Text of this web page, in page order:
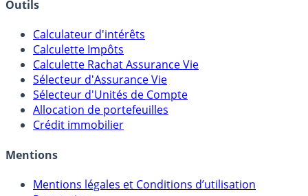
Calculateur d'intérêts
Calculette Impôts
Calculette Rachat Assurance Vie
Sélecteur d'Assurance Vie
Sélecteur d'Unités de Compte
Allocation de portefeuilles